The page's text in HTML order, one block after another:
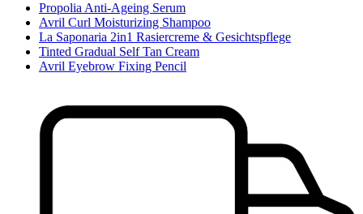
Propolia Anti-Ageing Serum
Avril Curl Moisturizing Shampoo
La Saponaria 2in1 Rasiercreme & Gesichtspflege
Tinted Gradual Self Tan Cream
Avril Eyebrow Fixing Pencil